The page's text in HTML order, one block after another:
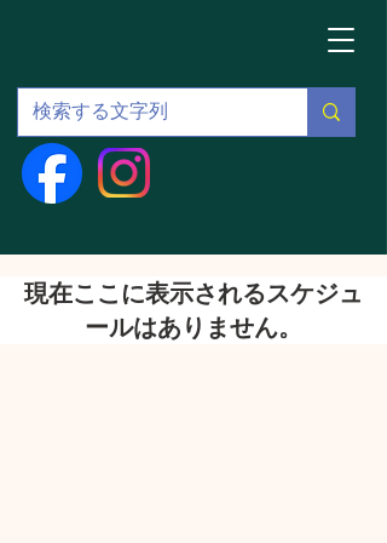
現在ここに表示されるスケジュ
ールはありません。